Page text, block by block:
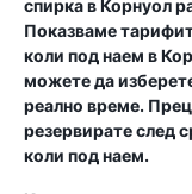
спирка вКорнуол
Показваме
коли под наем в
можете да
реално време.
резервирате след
коли под наем.